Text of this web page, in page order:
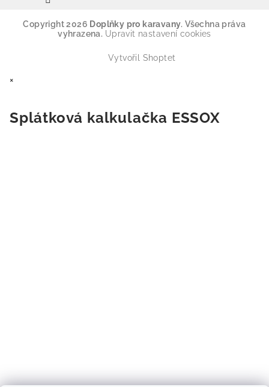
Copyright 2026 Doplňky pro karavany. Všechna práva
vyhrazena. Upravit nastavení cookies
Vytvořil Shoptet
×
Splátková kalkulačka ESSOX